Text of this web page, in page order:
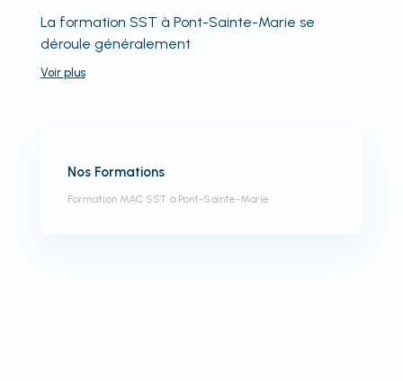
La formation SST à Pont-Sainte-Marie se
déroule généralement
Voir plus
Nos Formations
Formation MAC SST à Pont-Sainte-Marie